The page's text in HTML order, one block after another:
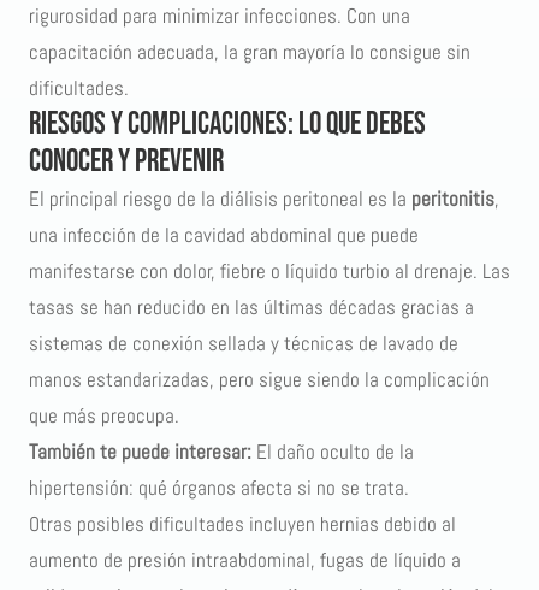
rigurosidad para minimizar infecciones. Con una
capacitación adecuada, la gran mayoría lo consigue sin
dificultades.
Riesgos y complicaciones: lo que debes
conocer y prevenir
El principal riesgo de la diálisis peritoneal es la peritonitis,
una infección de la cavidad abdominal que puede
manifestarse con dolor, fiebre o líquido turbio al drenaje. Las
tasas se han reducido en las últimas décadas gracias a
sistemas de conexión sellada y técnicas de lavado de
manos estandarizadas, pero sigue siendo la complicación
que más preocupa.
También te puede interesar: El daño oculto de la
hipertensión: qué órganos afecta si no se trata.
Otras posibles dificultades incluyen hernias debido al
aumento de presión intraabdominal, fugas de líquido a